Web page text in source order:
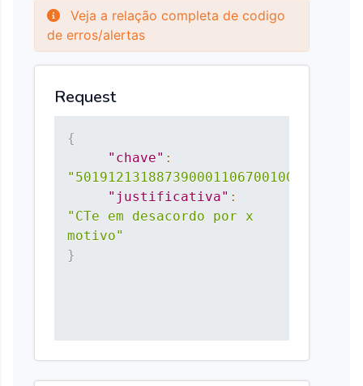
Veja a relação completa de codigo
de erros/alertas
Request
{
"chave" :
"justificativa" :
"CTe em desacordo por x
motivo"
}